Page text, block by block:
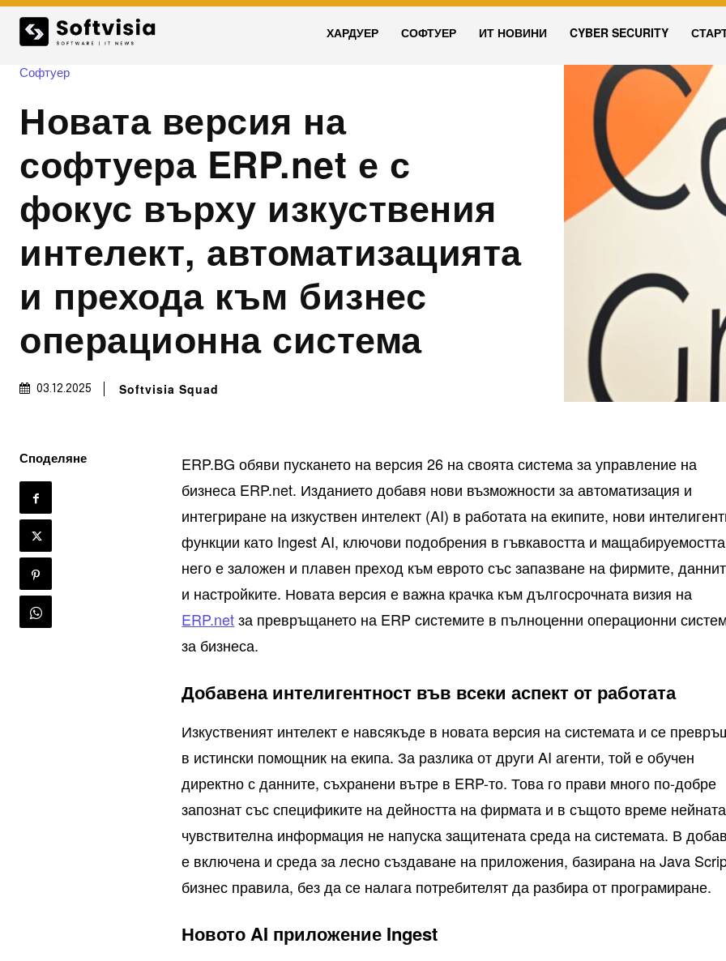
ХАРДУЕР СОФТУЕР ИТ НОВИНИ CYBER SECURITY
Софтуер
Новата версия на
софтуера ERP.net е с
фокус върху изкуствения
интелект, автоматизацията
и прехода към бизнес
операционна система
03.12.2025 Softvisia Squad
Споделяне
ERP.BG обяви пускането на версия 26 на своята система за управление на
бизнеса ERP.net. Изданието добавя нови възможности за автоматизация и
интегриране на изкуствен интелект (AI) в работата на екипите, нови
функции като Ingest AI, ключови подобрения в гъвкавостта и
него е заложен и плавен преход към еврото със запазване на фирмите,
и настройките. Новата версия е важна крачка към дългосрочната визия на
ERP.netза превръщането на ERP системите в пълноценни операционни
за бизнеса.
Добавена интелигентност във всеки аспект от работата
Изкуственият интелект е навсякъде в новата версия на системата и се
в истински помощник на екипа. За разлика от други AI агенти, той е обучен
директно с данните, съхранени вътре в ERP-то. Това го прави много по-добре
запознат със спецификите на дейността на фирмата и в същото време нейната
чувствителна информация не напуска защитената среда на системата. В
е включена и среда за лесно създаване на приложения, базирана на Java
бизнес правила, без да се налага потребителят да разбира от програмиране.
Новото AI приложение Ingest